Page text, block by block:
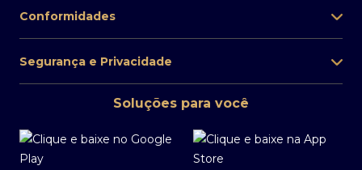
Conformidades
Segurança e Privacidade
Soluções para você